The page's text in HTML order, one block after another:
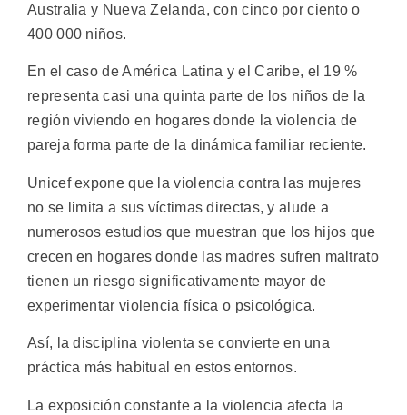
Australia y Nueva Zelanda, con cinco por ciento o
400 000 niños.
En el caso de América Latina y el Caribe, el 19 %
representa casi una quinta parte de los niños de la
región viviendo en hogares donde la violencia de
pareja forma parte de la dinámica familiar reciente.
Unicef expone que la violencia contra las mujeres
no se limita a sus víctimas directas, y alude a
numerosos estudios que muestran que los hijos que
crecen en hogares donde las madres sufren maltrato
tienen un riesgo significativamente mayor de
experimentar violencia física o psicológica.
Así, la disciplina violenta se convierte en una
práctica más habitual en estos entornos.
La exposición constante a la violencia afecta la